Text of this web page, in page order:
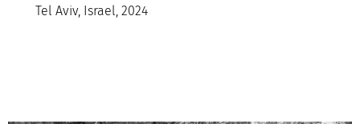
Tel Aviv, Israel, 2024